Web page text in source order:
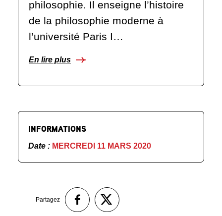
philosophie. Il enseigne l’histoire
de la philosophie moderne à
l’université Paris I…
En lire plus
INFORMATIONS
Date : MERCREDI 11 MARS 2020
Partagez